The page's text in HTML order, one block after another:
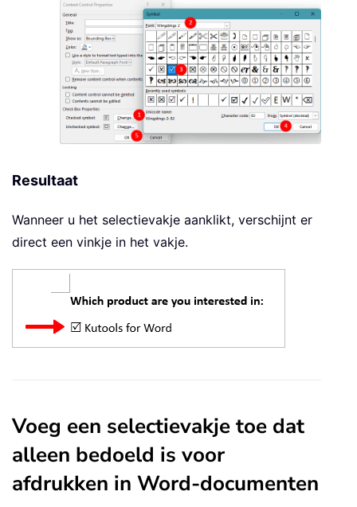
Resultaat
Wanneer u het selectievakje aanklikt, verschijnt er
direct een vinkje in het vakje.
Voeg een selectievakje toe dat
alleen bedoeld is voor
afdrukken in Word-documenten